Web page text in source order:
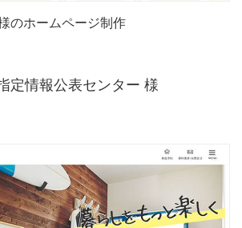
のホームページ制作
定情報公表センター 様